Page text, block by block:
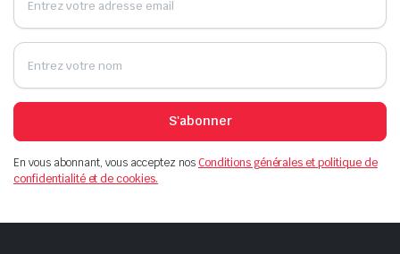
S'abonner
En vous abonnant, vous acceptez nosConditions générales et politique de
confidentialité et de cookies.